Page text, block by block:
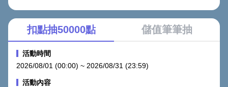
扣點抽50000點 儲值筆筆抽
活動時間
2026/08/01 (00:00) ~ 2026/08/31 (23:59)
活動內容